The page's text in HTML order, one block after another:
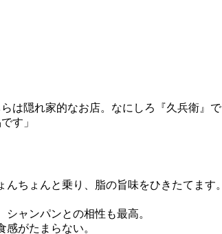
は隠れ家的なお店。なにしろ『久兵衛
す」